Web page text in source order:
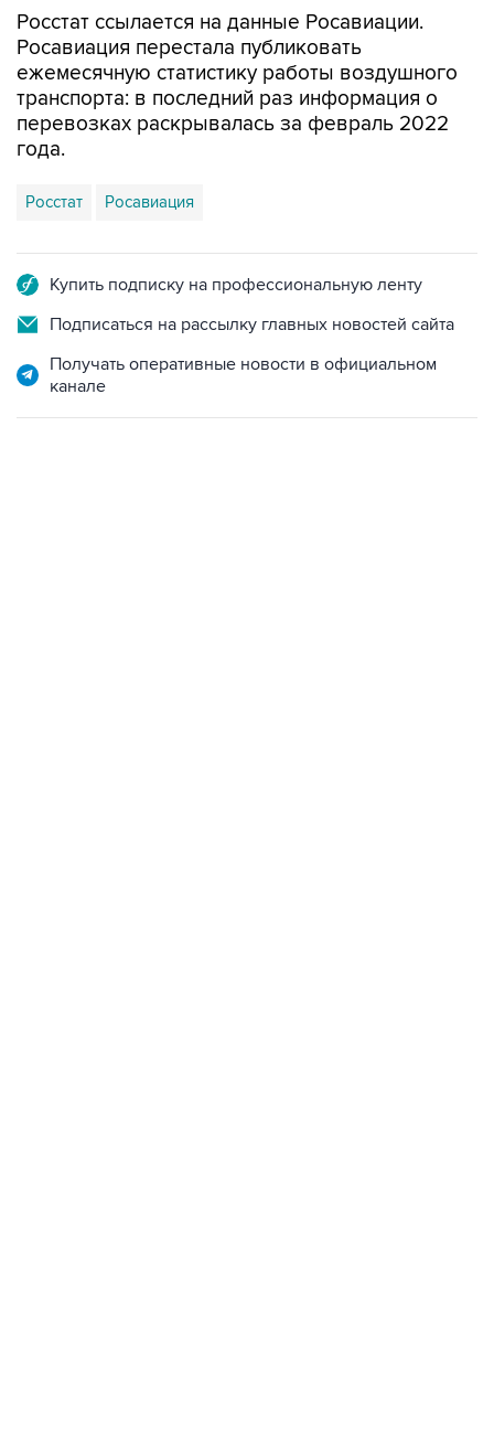
Росстат ссылается на данные Росавиации.
Росавиация перестала публиковать
ежемесячную статистику работы воздушного
транспорта: в последний раз информация о
перевозках раскрывалась за февраль 2022
года.
Росстат Росавиация
Купить подписку на профессиональную ленту
Подписаться на рассылку главных новостей сайта
Получать оперативные новости в официальном
канале